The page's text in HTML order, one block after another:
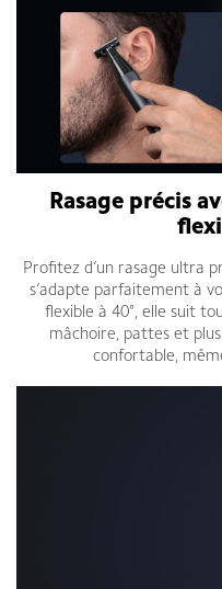
Rasage précis
Profitez d’un rasage ultra
s’adapte parfaitement à
flexible à 40°, elle suit
mâchoire, pattes et
confortable,